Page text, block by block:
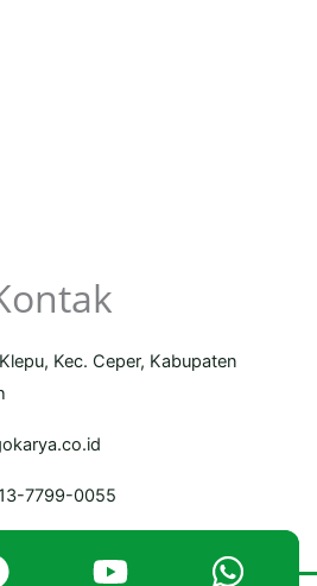
Kec. Ceper, Kabupaten
7799-0055